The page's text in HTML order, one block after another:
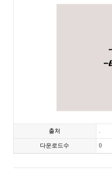
출처 .
다운로드수 0